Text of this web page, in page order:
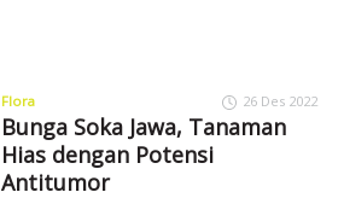
Flora 26 Des 2022
Bunga Soka Jawa, Tanaman
Hias dengan Potensi
Antitumor